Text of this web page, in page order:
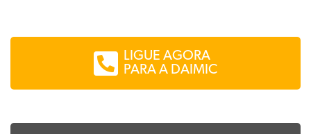
LIGUE AGORA
PARA A DAIMIC